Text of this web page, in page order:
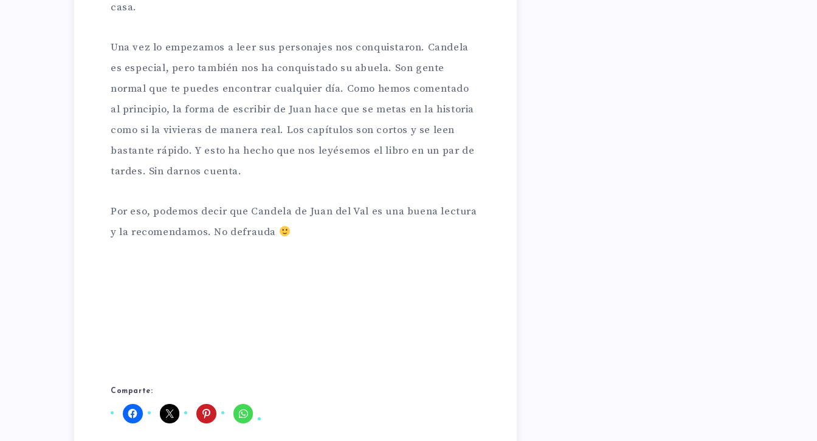
casa.
Una vez lo empezamos a leer sus personajes nos conquistaron. Candela
es especial, pero también nos ha conquistado su abuela. Son gente
normal que te puedes encontrar cualquier día. Como hemos comentado
al principio, la forma de escribir de Juan hace que se metas en la historia
como si la vivieras de manera real. Los capítulos son cortos y se leen
bastante rápido. Y esto ha hecho que nos leyésemos el libro en un par de
tardes. Sin darnos cuenta.
Por eso, podemos decir que Candela de Juan del Val es una buena lectura
y la recomendamos. No defrauda
Comparte: